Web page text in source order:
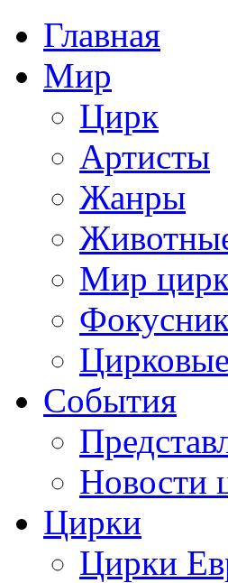
Главная
Мир
Цирк
Артисты
Жанры
Мир
События
Новости
Цирки
Цирки